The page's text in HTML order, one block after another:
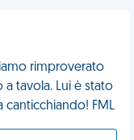
rimproverato
tavola. Lui è stato
canticchiando! FML